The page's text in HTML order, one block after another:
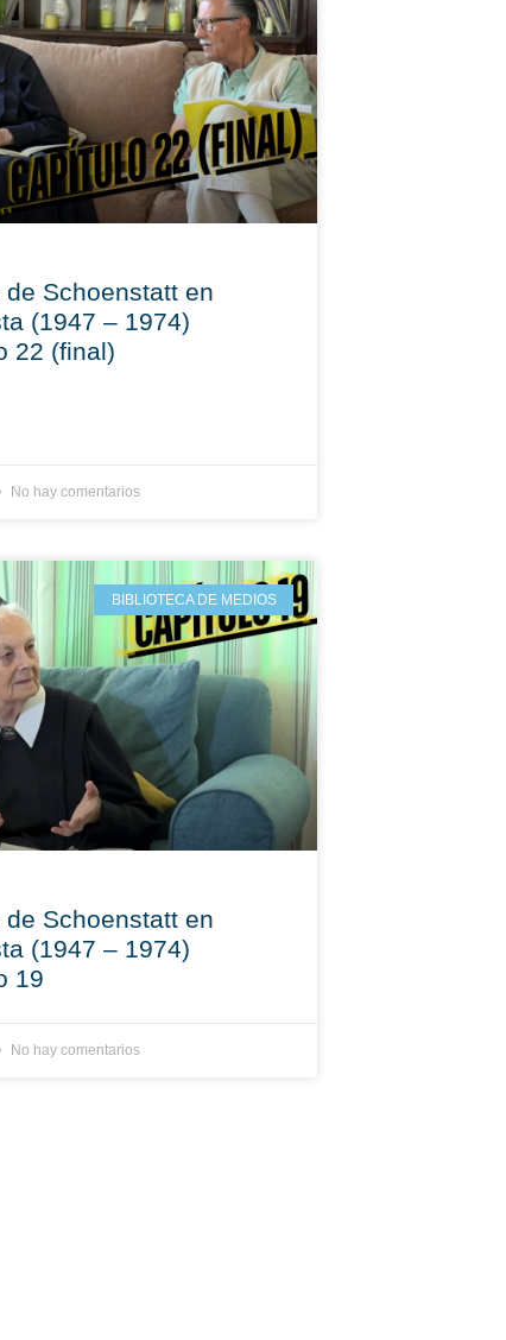
de Schoenstatt en
(1947 – 1974)
22 (final)
No hay comentarios
BIBLIOTECA DE MEDIOS
de Schoenstatt en
(1947 – 1974)
19
No hay comentarios